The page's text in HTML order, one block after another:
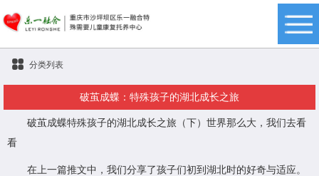
分类列表
破茧成蝶：特殊孩子的湖北成长之旅
破茧成蝶特殊孩子的湖北成长之旅（下）世界那么大，我们去看
看
在上一篇推文中，我们分享了孩子们初到湖北时的好奇与适应。